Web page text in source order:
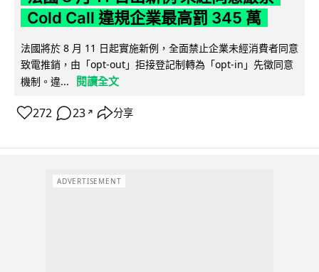
Cold Call 違規企業最高罰 345 萬
法國將於 8 月 11 日起實施新例，全面禁止企業未經消費者同意
致電推銷，由「opt-out」拒接登記制轉為「opt-in」先徵同意
機制。違...
閱讀全文
272 23 ↗ 分享
ADVERTISEMENT